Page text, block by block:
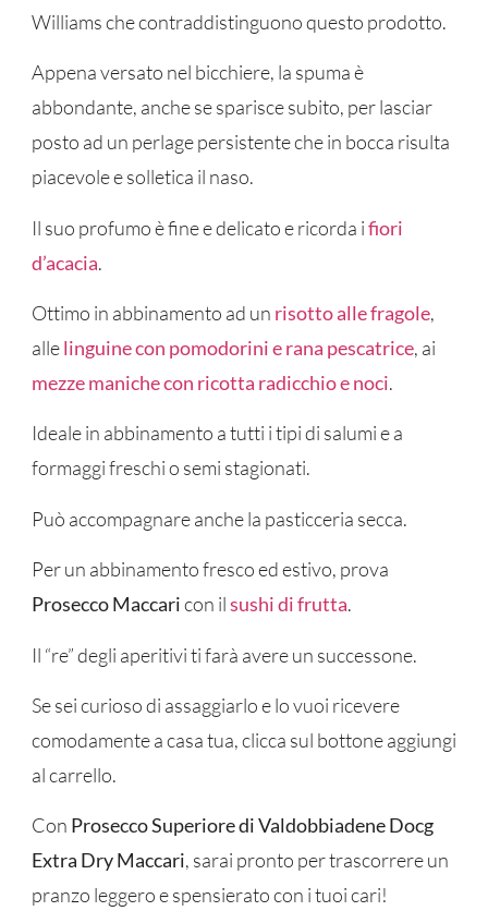
Williams che contraddistinguono questo prodotto.
Appena versato nel bicchiere, la spuma è
abbondante, anche se sparisce subito, per lasciar
posto ad un perlage persistente che in bocca risulta
piacevole e solletica il naso.
Il suo profumo è fine e delicato e ricorda ifiori
d’acacia.
Ottimo in abbinamento ad un risotto alle fragole,
allelinguine con pomodorini e rana pescatrice, ai
mezze maniche con ricotta radicchio e noci.
Ideale in abbinamento a tutti i tipi di salumi e a
formaggi freschi o semi stagionati.
Può accompagnare anche la pasticceria secca.
Per un abbinamento fresco ed estivo, prova
Prosecco Maccaricon ilsushi di frutta.
Il “re” degli aperitivi ti farà avere un successone.
Se sei curioso di assaggiarlo e lo vuoi ricevere
comodamente a casa tua, clicca sul bottone aggiungi
al carrello.
Con Prosecco Superiore di Valdobbiadene Docg
Extra Dry Maccari, sarai pronto per trascorrere un
pranzo leggero e spensierato con i tuoi cari!